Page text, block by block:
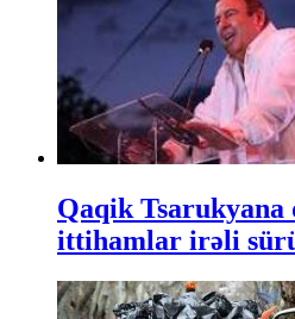
Qaqik Tsarukyana
ittihamlar irəli